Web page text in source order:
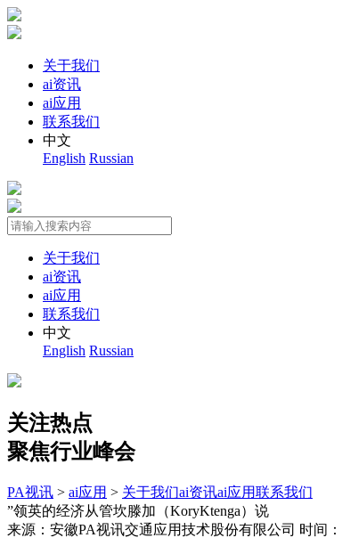
关于我们
ai资讯
ai应用
联系我们
中文
English Russian
关于我们
ai资讯
ai应用
联系我们
中文
English Russian
关注热点
聚焦行业峰会
PA视讯 > ai应用 > 关于我们ai资讯ai应用联系我们
”领英的经济从管坎滕加（KoryKtenga）说
来源：安徽PA视讯交通应用技术股份有限公司 时间